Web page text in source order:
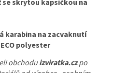
skrytou kapsičkou na
karabina na zacvaknutí
polyester
obchoduizviratka.czpo